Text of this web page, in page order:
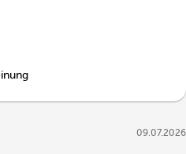
09.07.2026